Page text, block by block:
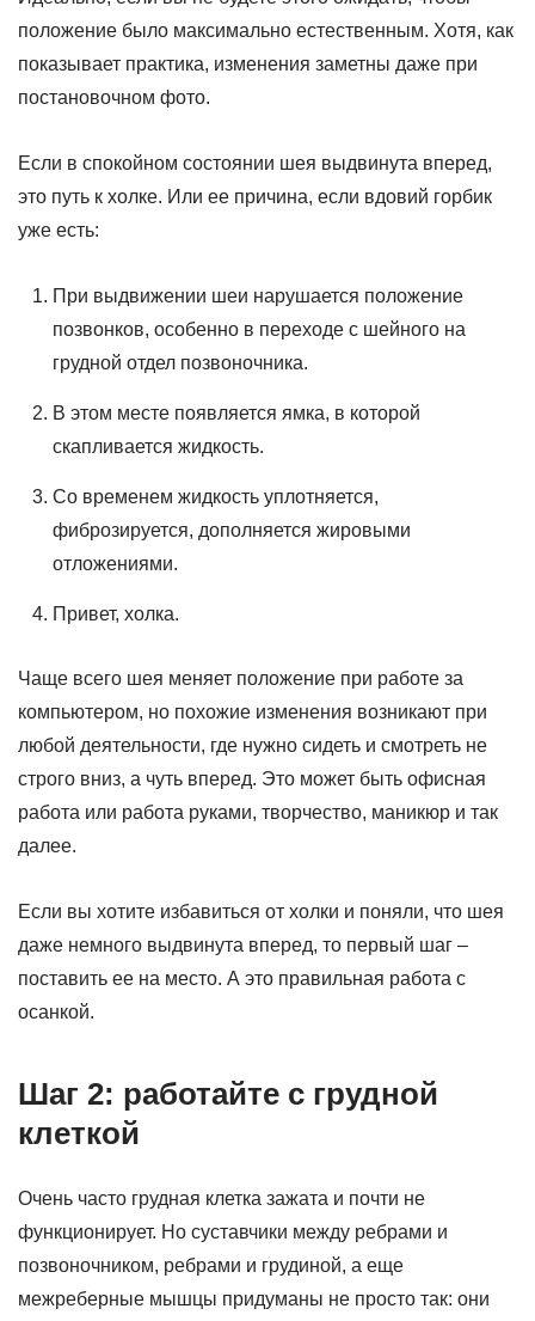
положение было максимально естественным. Хотя, как
показывает практика, изменения заметны даже при
постановочном фото.
Если в спокойном состоянии шея выдвинута вперед,
это путь к холке. Или ее причина, если вдовий горбик
уже есть:
При выдвижении шеи нарушается положение
позвонков, особенно в переходе с шейного на
грудной отдел позвоночника.
В этом месте появляется ямка, в которой
скапливается жидкость.
Со временем жидкость уплотняется,
фиброзируется, дополняется жировыми
отложениями.
Привет, холка.
Чаще всего шея меняет положение при работе за
компьютером, но похожие изменения возникают при
любой деятельности, где нужно сидеть и смотреть не
строго вниз, а чуть вперед. Это может быть офисная
работа или работа руками, творчество, маникюр и так
далее.
Если вы хотите избавиться от холки и поняли, что шея
даже немного выдвинута вперед, то первый шаг –
поставить ее на место. А это правильная работа с
осанкой.
Шаг 2: работайте с грудной
клеткой
Очень часто грудная клетка зажата и почти не
функционирует. Но суставчики между ребрами и
позвоночником, ребрами и грудиной, а еще
межреберные мышцы придуманы не просто так: они